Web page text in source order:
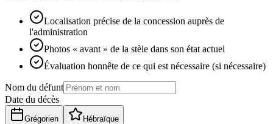
Localisation précise de la concession auprès de
l'administration
Photos « avant » de la stèle dans son état actuel
Évaluation honnête de ce qui est nécessaire (si nécessaire)
Nom du défunt
Date du décès
Grégorien Hébraïque